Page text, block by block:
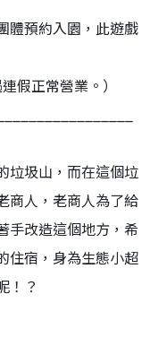
體預約入園，此遊戲
假正常營業。）
垃圾山，而在這個垃
商人，老商人為了給
手改造這個地方，希
住宿，身為生態小超
！？